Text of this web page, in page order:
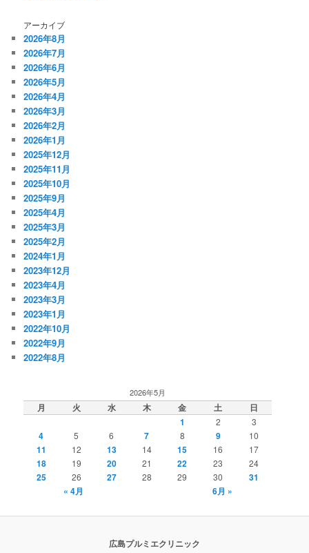
アーカイブ
2026年8月
2026年7月
2026年6月
2026年5月
2026年4月
2026年3月
2026年2月
2026年1月
2025年12月
2025年11月
2025年10月
2025年9月
2025年4月
2025年3月
2025年2月
2024年1月
2023年12月
2023年4月
2023年3月
2023年1月
2022年10月
2022年9月
2022年8月
2026年5月
月 火 水 木 金 土
日
1
2 3
4 5 6 7 8 9 10
11 12 13 14 15 16 17
18 19 20 21 22 23 24
25 26 27 28 29 30
31
« 4月
6月 »
広島プルミエクリニック